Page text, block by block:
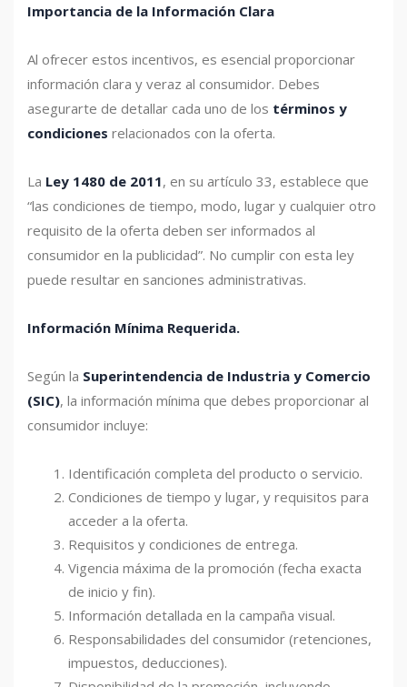
Importancia de la Información Clara
Al ofrecer estos incentivos, es esencial proporcionar
información clara y veraz al consumidor. Debes
asegurarte de detallar cada uno de los términos y
condiciones relacionados con la oferta.
La Ley 1480 de 2011, en su artículo 33, establece que
“las condiciones de tiempo, modo, lugar y cualquier otro
requisito de la oferta deben ser informados al
consumidor en la publicidad”. No cumplir con esta ley
puede resultar en sanciones administrativas.
Información Mínima Requerida.
Según la Superintendencia de Industria y Comercio
(SIC), la información mínima que debes proporcionar al
consumidor incluye:
Identificación completa del producto o servicio.
Condiciones de tiempo y lugar, y requisitos para
acceder a la oferta.
Requisitos y condiciones de entrega.
Vigencia máxima de la promoción (fecha exacta
de inicio y fin).
Información detallada en la campaña visual.
Responsabilidades del consumidor (retenciones,
impuestos, deducciones).